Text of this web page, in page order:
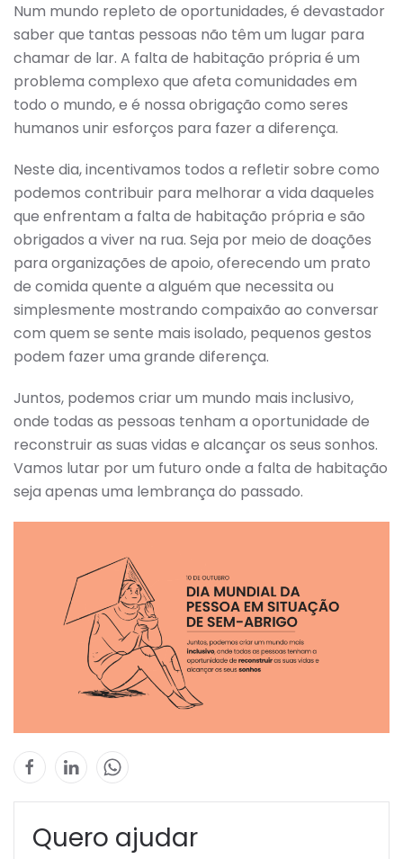
Num mundo repleto de oportunidades, é devastador
saber que tantas pessoas não têm um lugar para
chamar de lar. A falta de habitação própria é um
problema complexo que afeta comunidades em
todo o mundo, e é nossa obrigação como seres
humanos unir esforços para fazer a diferença.
Neste dia, incentivamos todos a refletir sobre como
podemos contribuir para melhorar a vida daqueles
que enfrentam a falta de habitação própria e são
obrigados a viver na rua. Seja por meio de doações
para organizações de apoio, oferecendo um prato
de comida quente a alguém que necessita ou
simplesmente mostrando compaixão ao conversar
com quem se sente mais isolado, pequenos gestos
podem fazer uma grande diferença.
Juntos, podemos criar um mundo mais inclusivo,
onde todas as pessoas tenham a oportunidade de
reconstruir as suas vidas e alcançar os seus sonhos.
Vamos lutar por um futuro onde a falta de habitação
seja apenas uma lembrança do passado.
Quero ajudar